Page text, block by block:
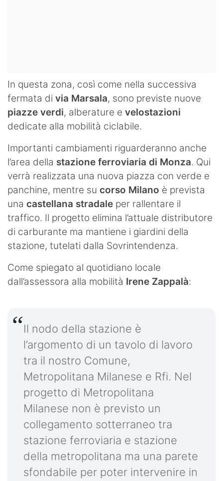
In questa zona, così come nella successiva
fermata di via Marsala, sono previste nuove
piazze verdi, alberature e velostazioni
dedicate alla mobilità ciclabile.
Importanti cambiamenti riguarderanno anche
l’area della stazione ferroviaria di Monza. Qui
verrà realizzata una nuova piazza con verde e
panchine, mentre su corso Milano è prevista
una castellana stradale per rallentare il
traffico. Il progetto elimina l’attuale distributore
di carburante ma mantiene i giardini della
stazione, tutelati dalla Sovrintendenza.
Come spiegato al quotidiano locale
dall’assessora alla mobilità Irene Zappalà:
Il nodo della stazione è
l’argomento di un tavolo di lavoro
tra il nostro Comune,
Metropolitana Milanese e Rfi. Nel
progetto di Metropolitana
Milanese non è previsto un
collegamento sotterraneo tra
stazione ferroviaria e stazione
della metropolitana ma una parete
sfondabile per poter intervenire in